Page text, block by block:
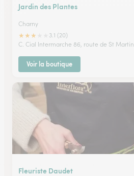
Jardin des Plantes
Charny
★★★
3.1 (20)
C. Cial Intermarche 86, route de St Martin
Voir la boutique
Fleuriste Daudet